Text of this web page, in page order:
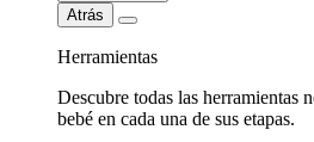
Atrás
Herramientas
Descubre todas las herramientas
bebé en cada una de sus etapas.